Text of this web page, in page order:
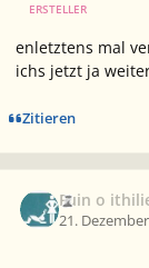
ERSTELLER
enletztens mal
ichs jetzt ja
Zitieren
Fuin o
21.